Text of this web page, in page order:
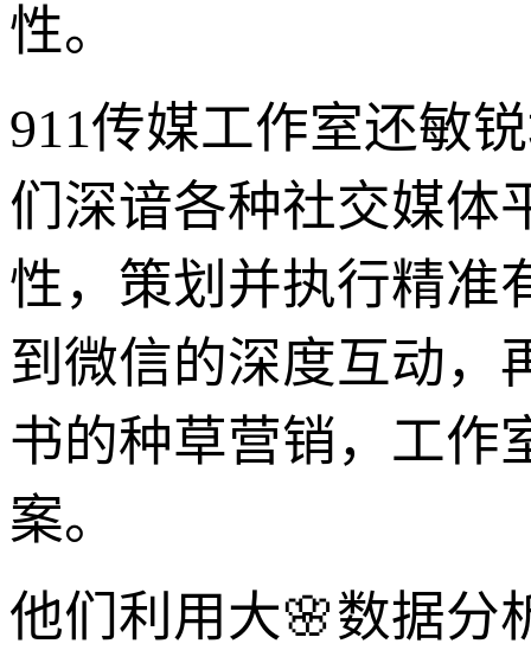
性。
911传媒工作室还敏
们深谙各种社交媒体
性，策划并执行精准
到微信的深度互动，
书的种草营销，工作
案。
他们利用大🌸数据分